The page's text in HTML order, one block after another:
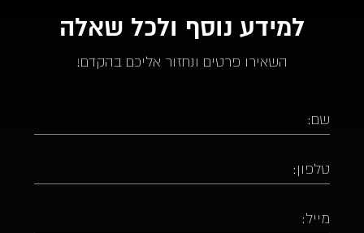
למידע נוסף ולכל שאלה
השאירו פרטים ונחזור אליכם בהקדם!